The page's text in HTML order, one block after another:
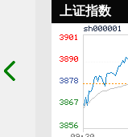
上证指数